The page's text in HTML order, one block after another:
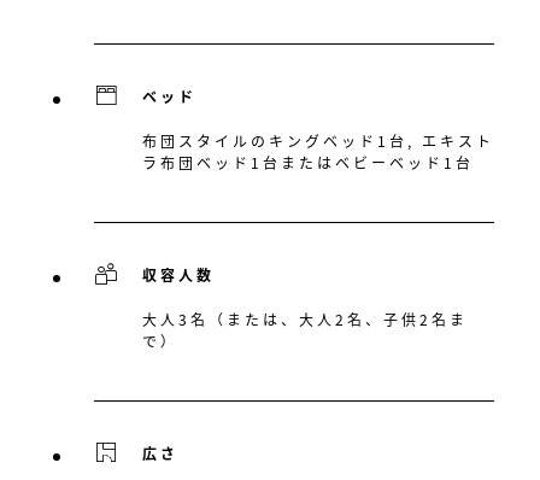
ベッド
布団スタイルのキングベッド1台, エキスト
ラ布団ベッド1台またはベビーベッド1台
収容人数
大人3名（または、大人2名、子供2名ま
で）
広さ